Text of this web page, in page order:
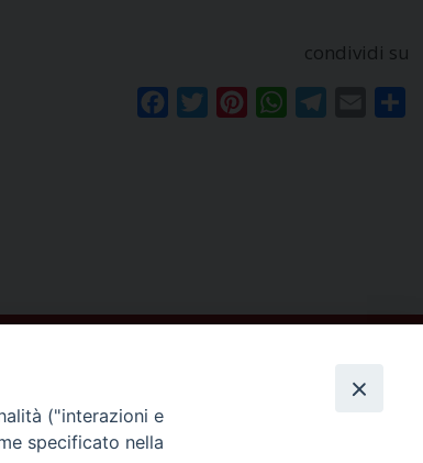
condividi su
FacebookTwitterPinterestWhatsAppTelegram
Email
("interazioni e
specificato nella